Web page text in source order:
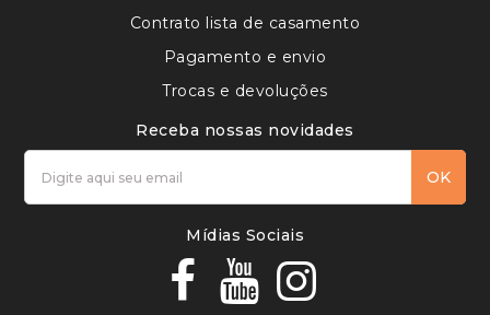
Contrato lista de casamento
Pagamento e envio
Trocas e devoluções
Receba nossas novidades
OK
Mídias Sociais